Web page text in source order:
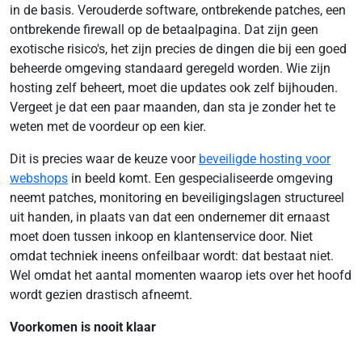
in de basis. Verouderde software, ontbrekende patches, een
ontbrekende firewall op de betaalpagina. Dat zijn geen
exotische risico's, het zijn precies de dingen die bij een goed
beheerde omgeving standaard geregeld worden. Wie zijn
hosting zelf beheert, moet die updates ook zelf bijhouden.
Vergeet je dat een paar maanden, dan sta je zonder het te
weten met de voordeur op een kier.
Dit is precies waar de keuze voor beveiligde hosting voor
webshops in beeld komt. Een gespecialiseerde omgeving
neemt patches, monitoring en beveiligingslagen structureel
uit handen, in plaats van dat een ondernemer dit ernaast
moet doen tussen inkoop en klantenservice door. Niet
omdat techniek ineens onfeilbaar wordt: dat bestaat niet.
Wel omdat het aantal momenten waarop iets over het hoofd
wordt gezien drastisch afneemt.
Voorkomen is nooit klaar